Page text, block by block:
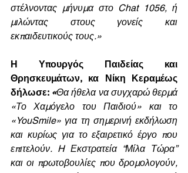
στέλνοντας μήνυμα στο Chat 1056, ή
μιλώντας στους γονείς και
εκπαιδευτικούς τους.»
Η Υπουργός Παιδείας και
Θρησκευμάτων, κα Νίκη Κεραμέως
δήλωσε: «Θα ήθελα να συγχαρώ θερμά
«Το Χαμόγελο του Παιδιού» και το
«YouSmile» για τη σημερινή εκδήλωση
και κυρίως για το εξαιρετικό έργο που
επιτελούν. H Εκστρατεία “Μίλα Τώρα”
και οι πρωτοβουλίες που δρομολογούν,